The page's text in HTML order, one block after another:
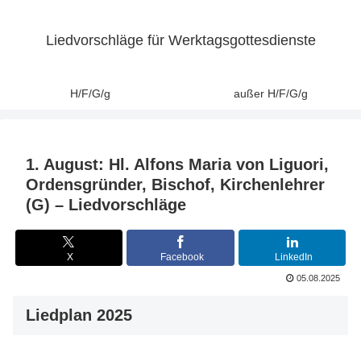
Liedvorschläge für Werktagsgottesdienste
H/F/G/g außer H/F/G/g
1. August: Hl. Alfons Maria von Liguori,
Ordensgründer, Bischof, Kirchenlehrer
(G) – Liedvorschläge
X Facebook LinkedIn
05.08.2025
Liedplan 2025